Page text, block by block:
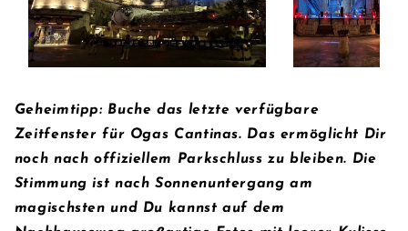
Geheimtipp: Buche das letzte verfügbare
Zeitfenster für Ogas Cantinas. Das ermöglicht Dir
noch nach offiziellem Parkschluss zu bleiben. Die
Stimmung ist nach Sonnenuntergang am
magischsten und Du kannst auf dem